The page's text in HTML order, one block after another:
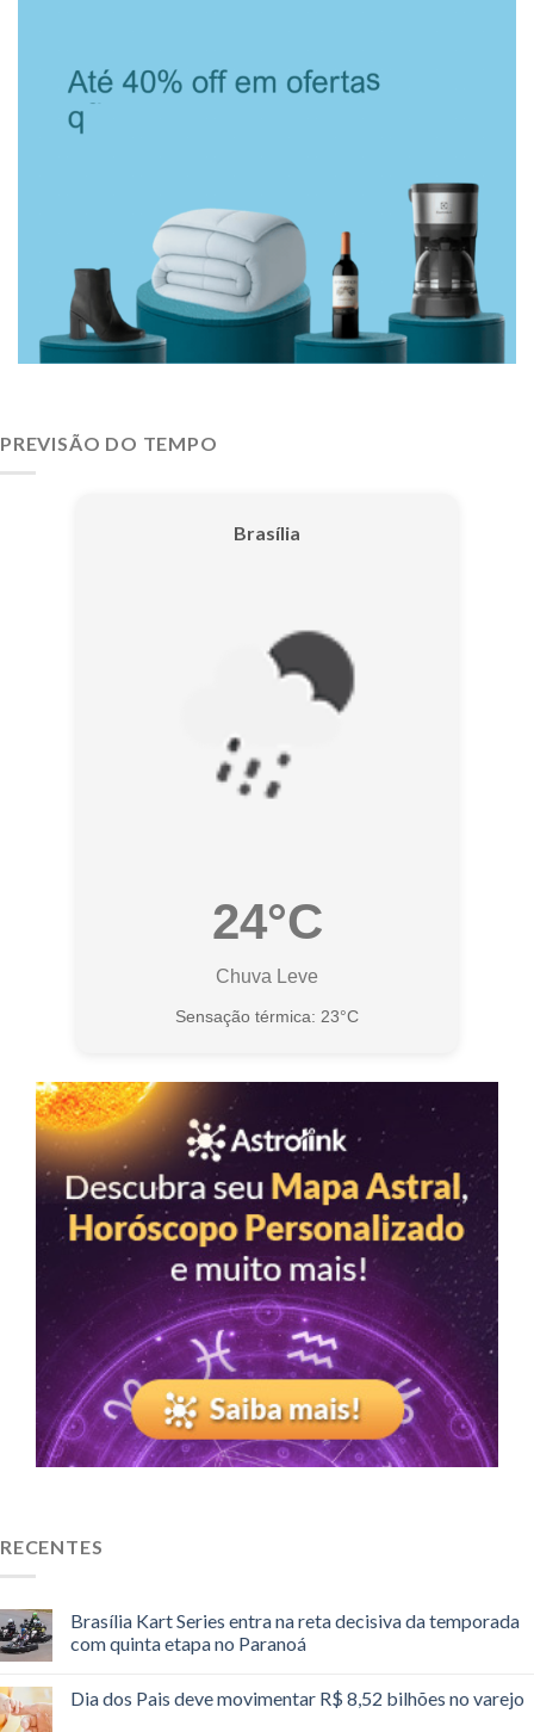
PREVISÃO DO TEMPO
Brasília
24°C
Chuva Leve
Sensação térmica: 23°C
RECENTES
Brasília Kart Series entra na reta decisiva da temporada
com quinta etapa no Paranoá
Dia dos Pais deve movimentar R$ 8,52 bilhões no varejo